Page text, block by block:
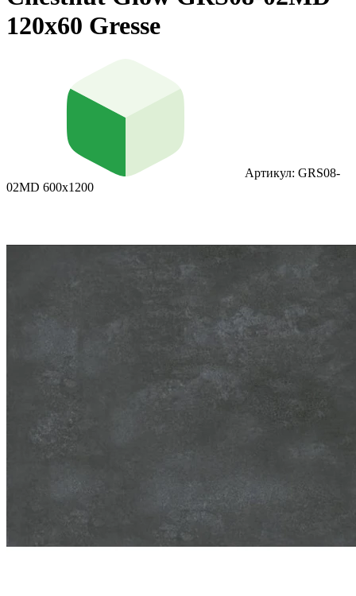
120х60 Gresse
Артикул: GRS08-
02MD 600х1200